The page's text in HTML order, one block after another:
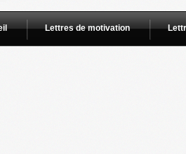
Lettres de motivation